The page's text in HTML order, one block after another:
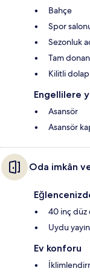
Bahçe
Spor
Sezonluk
Tam
Kilitli
Engellilere
Asansör
Asansör
Oda imkân
40 inç düz
Uydu
Ev konforu